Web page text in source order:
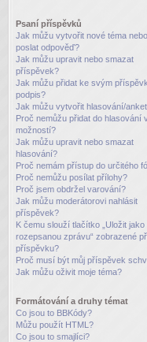
Psaní příspěvků
Jak můžu vytvořit nové téma nebo
poslat odpověď?
Jak můžu upravit nebo smazat
příspěvek?
Jak můžu přidat ke svým
podpis?
Jak můžu vytvořit hlasování/
Proč nemůžu přidat do hlasování
možností?
Jak můžu upravit nebo smazat
hlasování?
Proč nemám přístup do určitého
Proč nemůžu posílat přílohy?
Proč jsem obdržel varování?
Jak můžu moderátorovi nahlásit
příspěvek?
K čemu slouží tlačítko „Uložit jako
rozepsanou zprávu“ zobrazené
příspěvku?
Proč musí být můj příspěvek
Jak můžu oživit moje téma?
Formátování a druhy témat
Co jsou to BBKódy?
Můžu použít HTML?
Co jsou to smajlíci?